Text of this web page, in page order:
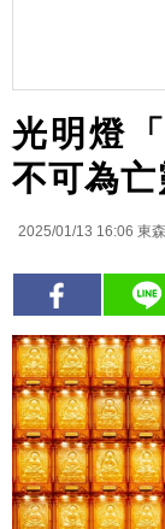
光明燈
不可為
2025/01/13 16:06 東